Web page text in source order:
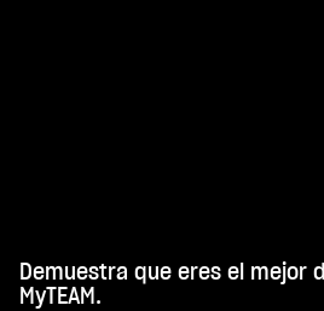
A
Demuestra que eres el mejor
MyTEAM.